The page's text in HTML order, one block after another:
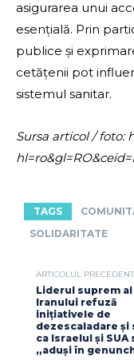
asigurarea unui
esențială. Prin
publice și
cetățenii pot
sistemul sanitar.
Sursa articol / foto:
TAGS
SOLIDARITATE
ARTICOLUL PRECEDENT
Liderul suprem al
Iranului refuză
inițiativele de
dezescaladare și
ca Israelul și SUA
„aduși în